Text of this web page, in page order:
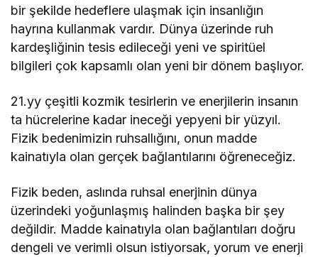
bir şekilde hedeflere ulaşmak için insanlığın
hayrına kullanmak vardır. Dünya üzerinde ruh
kardeşliğinin tesis edileceği yeni ve spiritüel
bilgileri çok kapsamlı olan yeni bir dönem başlıyor.
21.yy çeşitli kozmik tesirlerin ve enerjilerin insanın
ta hücrelerine kadar ineceği yepyeni bir yüzyıl.
Fizik bedenimizin ruhsallığını, onun madde
kainatıyla olan gerçek bağlantılarını öğreneceğiz.
Fizik beden, aslında ruhsal enerjinin dünya
üzerindeki yoğunlaşmış halinden başka bir şey
değildir. Madde kainatıyla olan bağlantıları doğru
dengeli ve verimli olsun istiyorsak, yorum ve enerji